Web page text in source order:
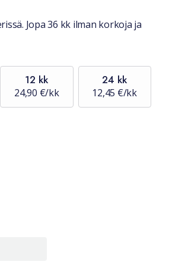
Jopa 36 kk ilman korkoja ja
12 kk
24,90 €/kk
24 kk
12,45 €/kk